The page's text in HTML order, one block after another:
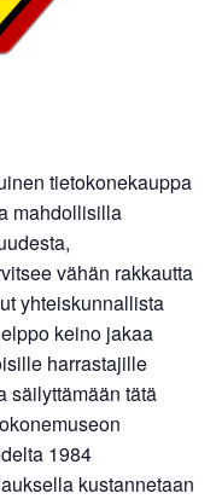
tietokonekauppa
mahdollisilla
vähän rakkautta
yhteiskunnallista
keino jakaa
harrastajille
säilyttämään tätä
1984
kustannetaan